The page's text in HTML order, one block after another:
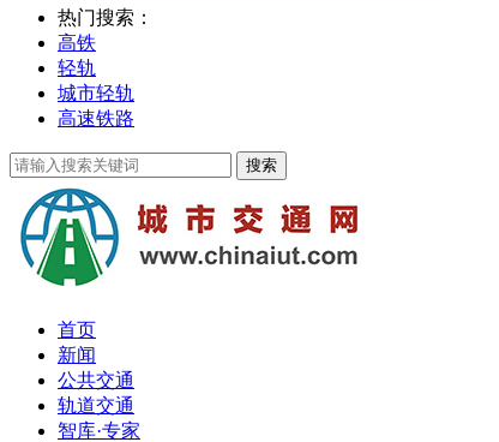
热门搜索：
高铁
轻轨
城市轻轨
高速铁路
首页
新闻
公共交通
轨道交通
智库·专家